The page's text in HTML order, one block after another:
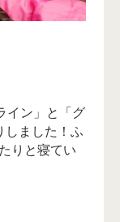
イン」と「グ
しました！ふ
りと寝てい